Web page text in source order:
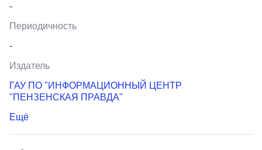
-
Периодичность
-
Издатель
ГАУ ПО "ИНФОРМАЦИОННЫЙ ЦЕНТР
"ПЕНЗЕНСКАЯ ПРАВДА"
Ещё